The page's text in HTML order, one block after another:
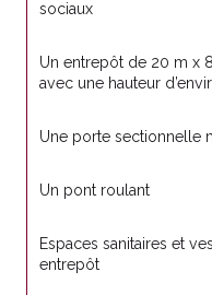
sociaux
Un entrepôt de 20 m x
avec une hauteur
Une porte sectionnelle
Un pont roulant
Espaces sanitaires et
entrepôt